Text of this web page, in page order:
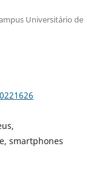
Universitário de
smartphones